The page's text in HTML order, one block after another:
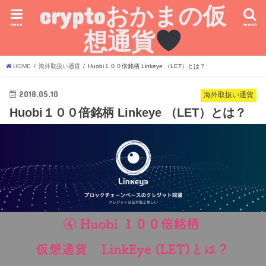
cryptoおかまの仮
想通貨
search
menu
HOME 海外取扱い通貨 Huobi１００倍銘柄 Linkeye （LET）とは？
海外取扱い通貨
2018.05.10
Huobi１００倍銘柄 Linkeye （LET）とは？